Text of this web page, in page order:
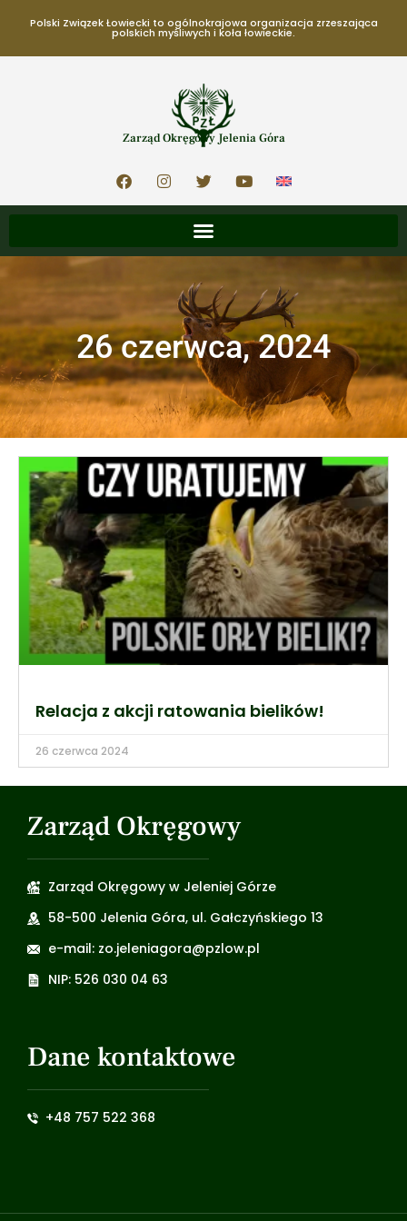
Polski Związek Łowiecki to ogólnokrajowa organizacja zrzeszająca
polskich myśliwych i koła łowieckie.
Zarząd Okręgowy Jelenia Góra
26 czerwca, 2024
Relacja z akcji ratowania bielików!
26 czerwca 2024
Zarząd Okręgowy
Zarząd Okręgowy w Jeleniej Górze
58-500 Jelenia Góra, ul. Gałczyńskiego 13
e-mail: zo.jeleniagora@pzlow.pl
NIP: 526 030 04 63
Dane kontaktowe
+48 757 522 368